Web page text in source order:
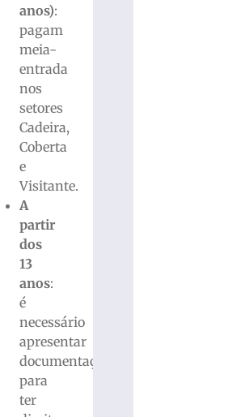
anos):
pagam
meia-
entrada
nos
setores
Cadeira,
Coberta
e
Visitante.
A
partir
dos
13
anos:
é
necessário
apresentar
documentação
para
ter